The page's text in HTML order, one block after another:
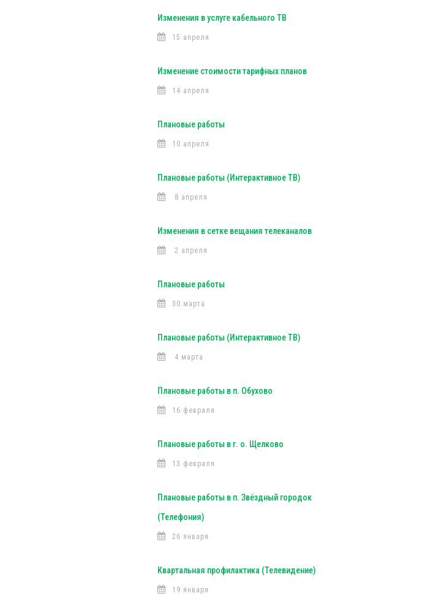
Изменения в услуге кабельного ТВ
15 апреля
Изменение стоимости тарифных планов
14 апреля
Плановые работы
10 апреля
Плановые работы (Интерактивное ТВ)
8 апреля
Изменения в сетке вещания телеканалов
2 апреля
Плановые работы
30 марта
Плановые работы (Интерактивное ТВ)
4 марта
Плановые работы в п. Обухово
16 февраля
Плановые работы в г. о. Щелково
13 февраля
Плановые работы в п. Звёздный городок
(Телефония)
26 января
Квартальная профилактика (Телевидение)
19 января